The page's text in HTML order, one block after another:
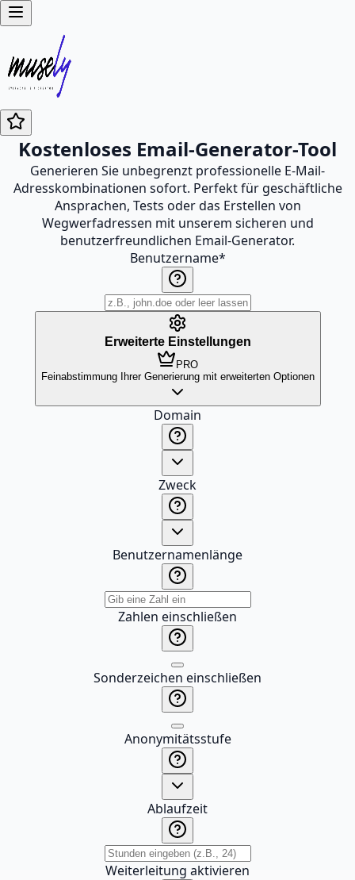
Kostenloses Email-Generator-Tool
Generieren Sie unbegrenzt professionelle E-Mail-
Adresskombinationen sofort. Perfekt für geschäftliche
Ansprachen, Tests oder das Erstellen von
Wegwerfadressen mit unserem sicheren und
benutzerfreundlichen Email-Generator.
Benutzername*
Erweiterte Einstellungen
PRO
Feinabstimmung Ihrer Generierung mit erweiterten Optionen
Domain
Zweck
Benutzernamenlänge
Zahlen einschließen
Sonderzeichen einschließen
Anonymitätsstufe
Ablaufzeit
Weiterleitung aktivieren